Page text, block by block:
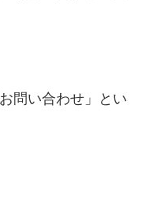
問い合わせ」とい